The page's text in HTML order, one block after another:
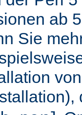
ab
Sie